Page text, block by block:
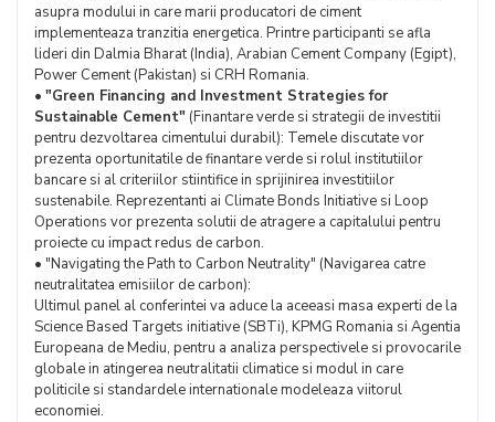
asupra modului in care marii producatori de ciment
implementeaza tranzitia energetica. Printre participanti se afla
lideri din Dalmia Bharat (India), Arabian Cement Company (Egipt),
Power Cement (Pakistan) si CRH Romania.
• "Green Financing and Investment Strategies for
Sustainable Cement" (Finantare verde si strategii de investitii
pentru dezvoltarea cimentului durabil): Temele discutate vor
prezenta oportunitatile de finantare verde si rolul institutiilor
bancare si al criteriilor stiintifice in sprijinirea investitiilor
sustenabile. Reprezentanti ai Climate Bonds Initiative si Loop
Operations vor prezenta solutii de atragere a capitalului pentru
proiecte cu impact redus de carbon.
• "Navigating the Path to Carbon Neutrality" (Navigarea catre
neutralitatea emisiilor de carbon):
Ultimul panel al conferintei va aduce la aceeasi masa experti de la
Science Based Targets initiative (SBTi), KPMG Romania si Agentia
Europeana de Mediu, pentru a analiza perspectivele si provocarile
globale in atingerea neutralitatii climatice si modul in care
politicile si standardele internationale modeleaza viitorul
economiei.